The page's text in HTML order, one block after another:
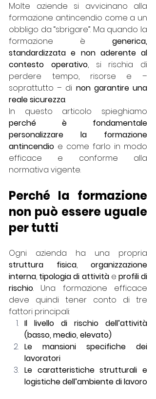
Molte aziende si avvicinano alla
formazione antincendio come a un
obbligo da “sbrigare”. Ma quando la
formazione è generica,
standardizzata e non aderente al
contesto operativo, si rischia di
perdere tempo, risorse e –
soprattutto – di non garantire una
reale sicurezza.
perché è fondamentale
personalizzare la formazione
antincendio e come farlo in modo
efficace e conforme alla
normativa vigente.
Perché la formazione
non può essere uguale
per tutti
struttura fisica, organizzazione
interna, tipologia di attività e profili di
rischio. Una formazione efficace
deve quindi tener conto di tre
fattori principali:
Il livello di rischio dell’attività
(basso, medio, elevato)
Le mansioni specifiche dei
lavoratori
Le caratteristiche strutturali e
logistiche dell’ambiente di lavoro